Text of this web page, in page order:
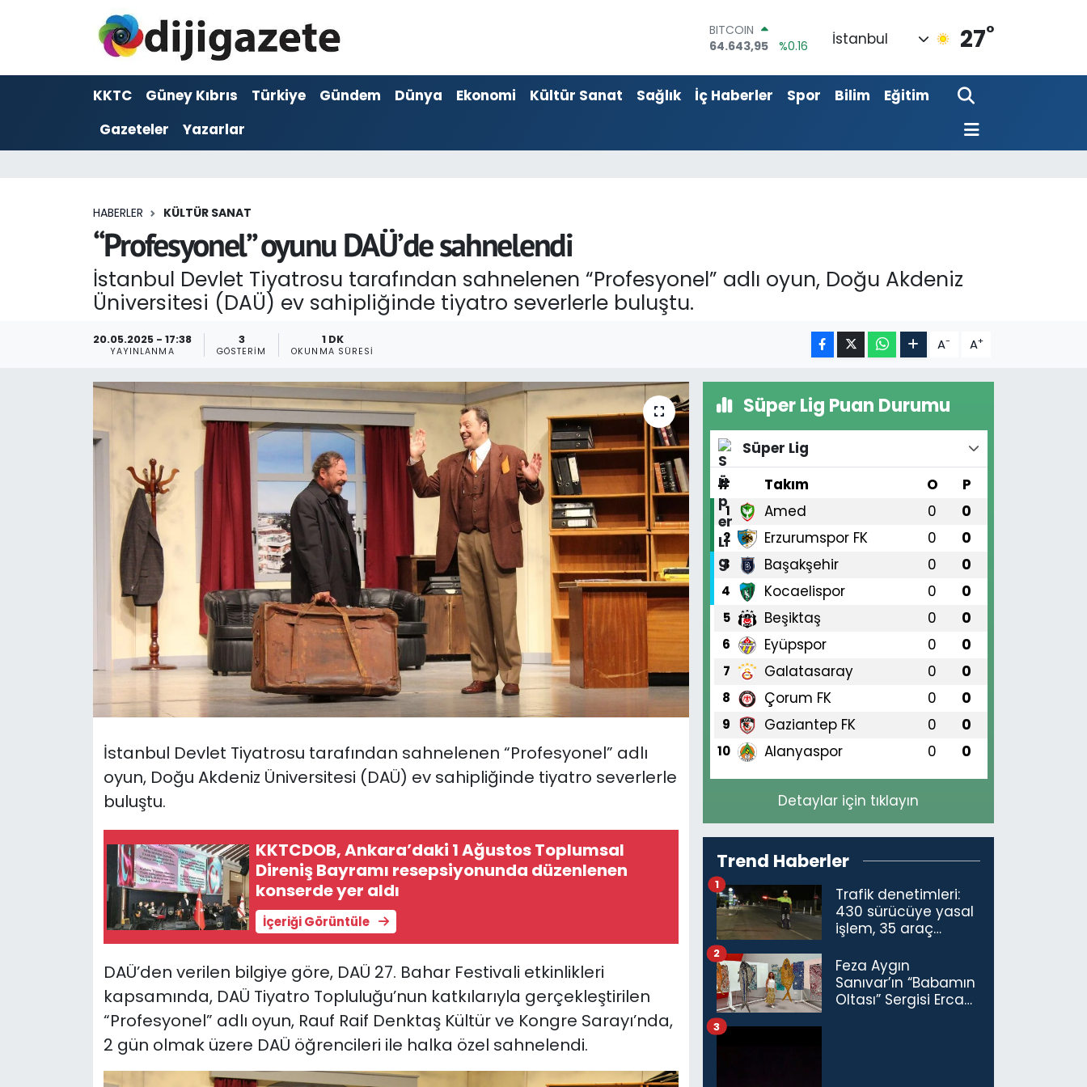
DOLAR
47,6006
%0.06
55,0250
%0.02
STERLİN
İstanbul 27°
KKTC Güney Kıbrıs Türkiye Gündem Dünya Ekonomi Kültür Sanat Sağlık İç Haberler Spor Bilim
Eğitim
Gazeteler
Yazarlar
HABERLER KÜLTÜR SANAT
“Profesyonel” oyunu DAÜ’de sahnelendi
İstanbul Devlet Tiyatrosu tarafından sahnelenen “Profesyonel” adlı oyun, Doğu Akdeniz
Üniversitesi (DAÜ) ev sahipliğinde tiyatro severlerle buluştu.
20.05.2025 - 17:38
YAYINLANMA
3
GÖSTERIM
1 DK
OKUNMA SÜRESI A- A+
İstanbul Devlet Tiyatrosu tarafından sahnelenen “Profesyonel” adlı
oyun, Doğu Akdeniz Üniversitesi (DAÜ) ev sahipliğinde tiyatro severlerle
buluştu.
KKTCDOB, Ankara’daki 1 Ağustos Toplumsal
Direniş Bayramı resepsiyonunda düzenlenen
konserde yer aldı
İçeriği Görüntüle
DAÜ’den verilen bilgiye göre, DAÜ 27. Bahar Festivali etkinlikleri
kapsamında, DAÜ Tiyatro Topluluğu’nun katkılarıyla gerçekleştirilen
“Profesyonel” adlı oyun, Rauf Raif Denktaş Kültür ve Kongre Sarayı’nda,
2 gün olmak üzere DAÜ öğrencileri ile halka özel sahnelendi.
Süper Lig Puan Durumu
Süper Lig
#
Takım O P
1 Amed 0 0
2 Erzurumspor FK 0 0
3 Başakşehir 0 0
4 Kocaelispor 0 0
5 Beşiktaş 0 0
6 Eyüpspor 0 0
7 Galatasaray 0 0
8 Çorum FK 0 0
9 Gaziantep FK 0 0
10 Alanyaspor 0 0
Detaylar için tıklayın
Trend Haberler
Trafik denetimleri:
430 sürücüye yasal
işlem, 35 araç
1
Feza Aygın
Sanıvar’ın “Babamın
Oltası” Sergisi Ercan
2
3
ADVERTORIAL
Dijigazete
Ekonomi
Foto Galeri
Gündem
KKTC YEREL SEÇİM 2018
Kültür Sanat
Nöbetçi Eczaneler
Otomobil Dünyası
Politika
Teknoloji
Video Galeri
Yazarlar
Hava Durumu
Trafik Durumu
Son Dakika Haberleri
Haber Arşivi